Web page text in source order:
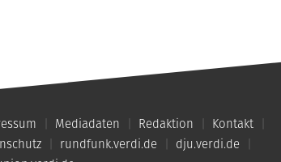
Mediadaten Redaktion
Kontakt
rundfunk.verdi.de
dju.verdi.de